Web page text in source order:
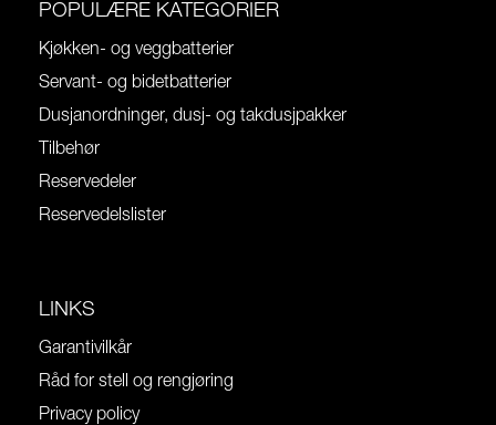
POPULÆRE KATEGORIER
Kjøkken- og veggbatterier
Servant- og bidetbatterier
Dusjanordninger, dusj- og takdusjpakker
Tilbehør
Reservedeler
Reservedelslister
LINKS
Garantivilkår
Råd for stell og rengjøring
Privacy policy